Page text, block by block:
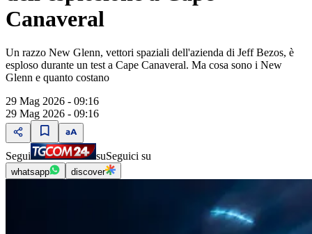
Canaveral
Un razzo New Glenn, vettori spaziali dell'azienda di Jeff Bezos, è
esploso durante un test a Cape Canaveral. Ma cosa sono i New
Glenn e quanto costano
29 Mag 2026 - 09:16
29 Mag 2026 - 09:16
Segui suSeguici su
whatsapp discover